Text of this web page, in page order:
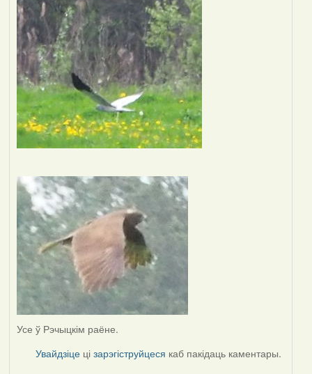
Усе ў Рэчыцкім раёне.
Увайдзіце цізарэгіструйцеся каб пакідаць каментары.